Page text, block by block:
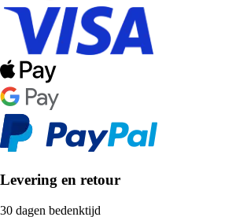
Levering en retour
30 dagen bedenktijd